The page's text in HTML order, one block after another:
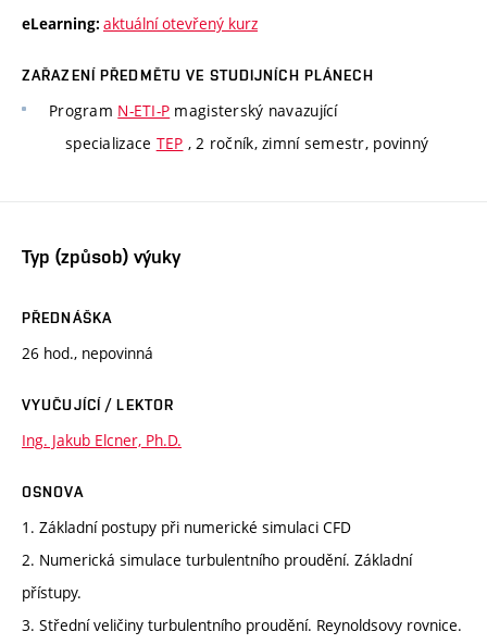
eLearning: aktuální otevřený kurz
ZAŘAZENÍ PŘEDMĚTU VE STUDIJNÍCH PLÁNECH
Program N-ETI-P magisterský navazující
specializace TEP , 2 ročník, zimní semestr, povinný
Typ (způsob) výuky
PŘEDNÁŠKA
26 hod., nepovinná
VYUČUJÍCÍ / LEKTOR
Ing. Jakub Elcner, Ph.D.
OSNOVA
1. Základní postupy při numerické simulaci CFD
2. Numerická simulace turbulentního proudění. Základní
přístupy.
3. Střední veličiny turbulentního proudění. Reynoldsovy rovnice.